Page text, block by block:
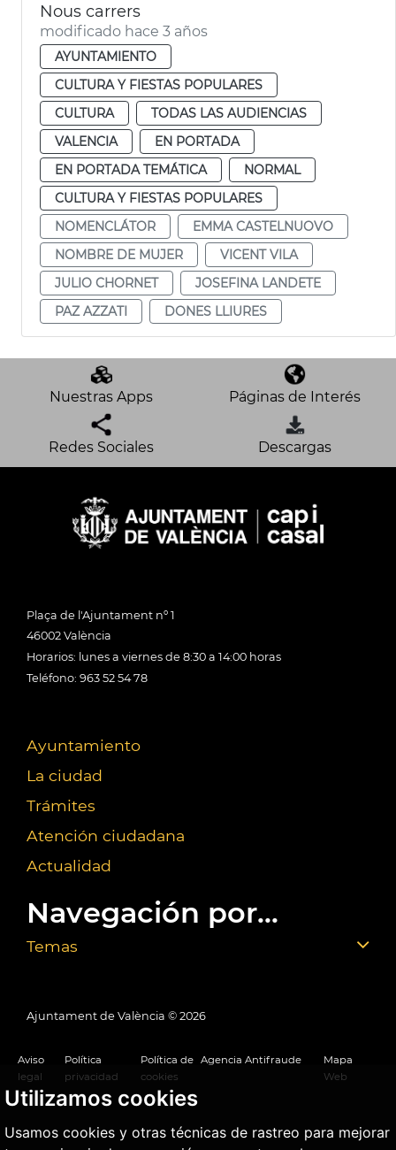
Utilizamos cookies
Usamos cookies y otras técnicas de rastreo para mejorar
Nous carrers
modificado hace 3 años
AYUNTAMIENTO
CULTURA Y FIESTAS POPULARES
CULTURA
TODAS LAS AUDIENCIAS
VALENCIA
EN PORTADA
EN PORTADA TEMÁTICA
NORMAL
CULTURA Y FIESTAS POPULARES
NOMENCLÁTOR
EMMA CASTELNUOVO
NOMBRE DE MUJER
VICENT VILA
JULIO CHORNET
JOSEFINA LANDETE
PAZ AZZATI
DONES LLIURES
Nuestras Apps Páginas de Interés
Redes Sociales Descargas
Plaça de l'Ajuntament nº 1
46002 València
Horarios: lunes a viernes de 8:30 a 14:00 horas
Teléfono: 963 52 54 78
Ayuntamiento
La ciudad
Trámites
Atención ciudadana
Actualidad
Navegación por...
Temas
Ajuntament de València © 2026
Aviso
legal
Política
privacidad
Política de
cookies
Agencia Antifraude
Mapa
Web